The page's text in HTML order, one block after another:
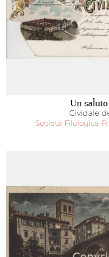
Un
Cividale
Società Filologica